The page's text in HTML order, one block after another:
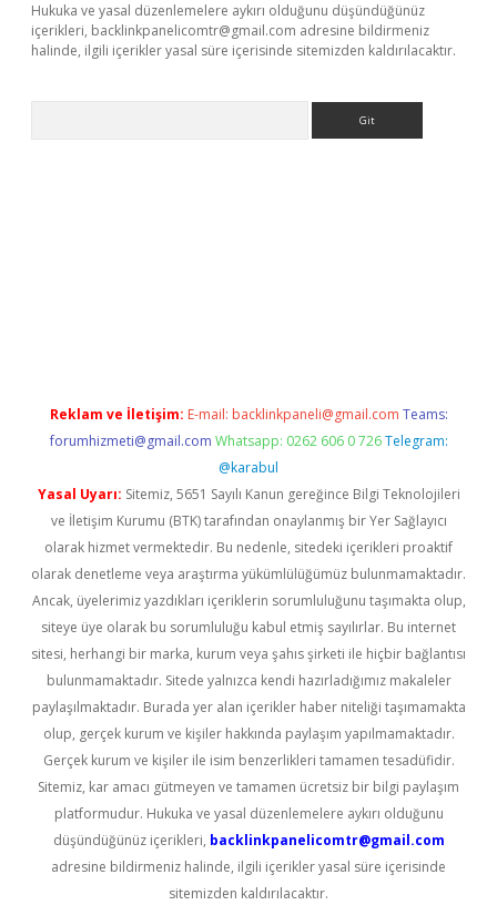
Hukuka ve yasal düzenlemelere aykırı olduğunu düşündüğünüz
içerikleri, backlinkpanelicomtr@gmail.com adresine bildirmeniz
halinde, ilgili içerikler yasal süre içerisinde sitemizden kaldırılacaktır.
Reklam ve İletişim: E-mail: backlinkpaneli@gmail.com Teams:
forumhizmeti@gmail.com Whatsapp: 0262 606 0 726 Telegram:
@karabul
Yasal Uyarı: Sitemiz, 5651 Sayılı Kanun gereğince Bilgi Teknolojileri
ve İletişim Kurumu (BTK) tarafından onaylanmış bir Yer Sağlayıcı
olarak hizmet vermektedir. Bu nedenle, sitedeki içerikleri proaktif
olarak denetleme veya araştırma yükümlülüğümüz bulunmamaktadır.
Ancak, üyelerimiz yazdıkları içeriklerin sorumluluğunu taşımakta olup,
siteye üye olarak bu sorumluluğu kabul etmiş sayılırlar. Bu internet
sitesi, herhangi bir marka, kurum veya şahıs şirketi ile hiçbir bağlantısı
bulunmamaktadır. Sitede yalnızca kendi hazırladığımız makaleler
paylaşılmaktadır. Burada yer alan içerikler haber niteliği taşımamakta
olup, gerçek kurum ve kişiler hakkında paylaşım yapılmamaktadır.
Gerçek kurum ve kişiler ile isim benzerlikleri tamamen tesadüfidir.
Sitemiz, kar amacı gütmeyen ve tamamen ücretsiz bir bilgi paylaşım
platformudur. Hukuka ve yasal düzenlemelere aykırı olduğunu
düşündüğünüz içerikleri, backlinkpanelicomtr@gmail.com
adresine bildirmeniz halinde, ilgili içerikler yasal süre içerisinde
sitemizden kaldırılacaktır.